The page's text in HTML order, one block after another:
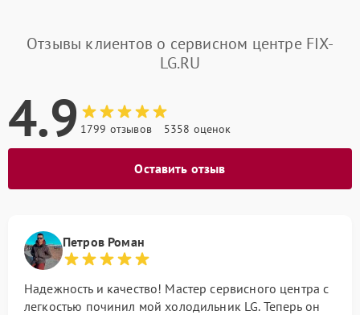
Отзывы клиентов о сервисном центре FIX-
LG.RU
4.9 1799 отзывов 5358 оценок
Оставить отзыв
Петров Роман
Надежность и качество! Мастер сервисного центра с
легкостью починил мой холодильник LG. Теперь он